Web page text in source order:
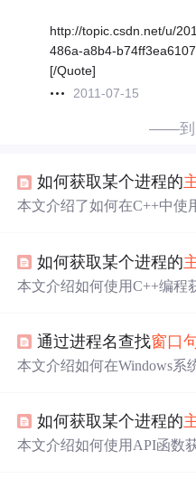
http://topic.csdn.net/u/
486a-a8b4-
[/Quote]
2011-07-15
——到
如何获取某个进程的
本文介绍了如何在C++中使
CProcessModuleIterator类实
8241288,岭回归与波士顿房
如何获取某个进程的
本文介绍如何使用C++编程
通过进程名查找窗口
本文介绍如何在Windows系
如何获取某个进程的
本文介绍如何使用API函数